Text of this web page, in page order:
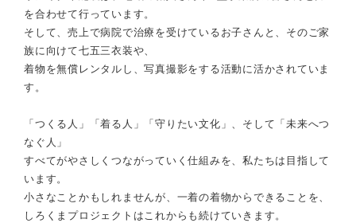
を合わせて行っています。
そして、売上で病院で治療を受けているお子さんと、そのご家
族に向けて七五三衣装や、
着物を無償レンタルし、写真撮影をする活動に活かされていま
す。
「つくる人」「着る人」「守りたい文化」、そして「未来へつ
なぐ人」
すべてがやさしくつながっていく仕組みを、私たちは目指して
います。
小さなことかもしれませんが、一着の着物からできることを、
しろくまプロジェクトはこれからも続けていきます。